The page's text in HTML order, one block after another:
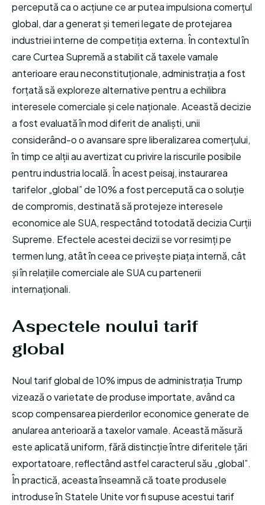
percepută ca o acțiune ce ar putea impulsiona comerțul
global, dar a generat și temeri legate de protejarea
industriei interne de competiția externa. În contextul în
care Curtea Supremă a stabilit că taxele vamale
anterioare erau neconstituționale, administrația a fost
forțată să exploreze alternative pentru a echilibra
interesele comerciale și cele naționale. Această decizie
a fost evaluată în mod diferit de analiști, unii
considerând-o o avansare spre liberalizarea comerțului,
în timp ce alții au avertizat cu privire la riscurile posibile
pentru industria locală. În acest peisaj, instaurarea
tarifelor „global” de 10% a fost percepută ca o soluție
de compromis, destinată să protejeze interesele
economice ale SUA, respectând totodată decizia Curții
Supreme. Efectele acestei decizii se vor resimți pe
termen lung, atât în ceea ce privește piața internă, cât
și în relațiile comerciale ale SUA cu partenerii
internaționali.
Aspectele noului tarif
global
Noul tarif global de 10% impus de administrația Trump
vizează o varietate de produse importate, având ca
scop compensarea pierderilor economice generate de
anularea anterioară a taxelor vamale. Această măsură
este aplicată uniform, fără distincție între diferitele țări
exportatoare, reflectând astfel caracterul său „global”.
În practică, aceasta înseamnă că toate produsele
introduse în Statele Unite vor fi supuse acestui tarif